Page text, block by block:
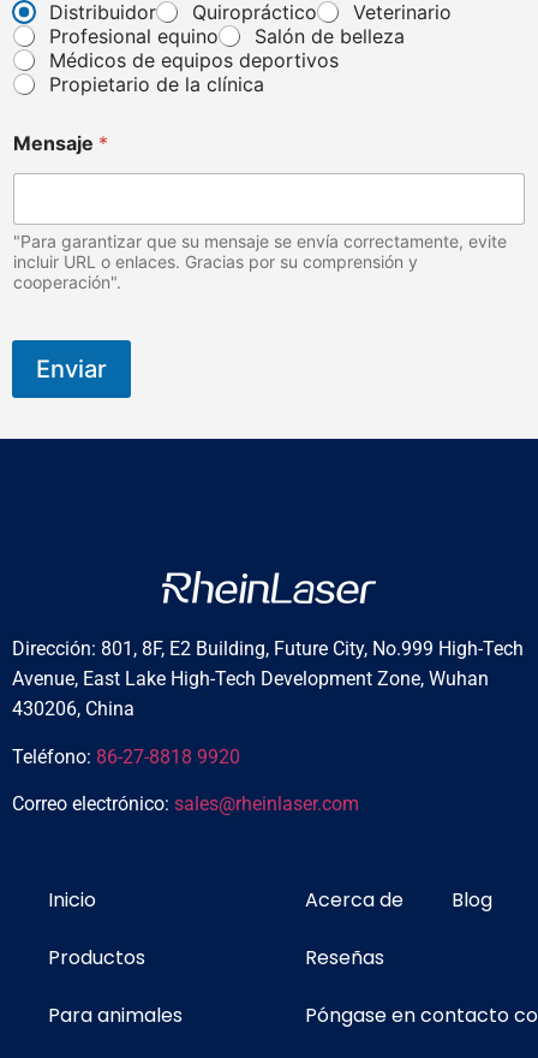
r
á
c
t
c
o
Distribuidor
Quiropráctico
Veterinario
Profesional equino
Salón de belleza
Médicos de equipos deportivos
Propietario de la clínica
Mensaje *
"Para garantizar que su mensaje se envía correctamente, evite
incluir URL o enlaces. Gracias por su comprensión y
cooperación".
Enviar
Dirección: 801, 8F, E2 Building, Future City, No.999 High-Tech
Avenue, East Lake High-Tech Development Zone, Wuhan
430206, China
Teléfono: 86-27-8818 9920
Correo electrónico: sales@rheinlaser.com
Inicio
Productos
Para animales
Acerca de Blog
Reseñas
Póngase en contacto